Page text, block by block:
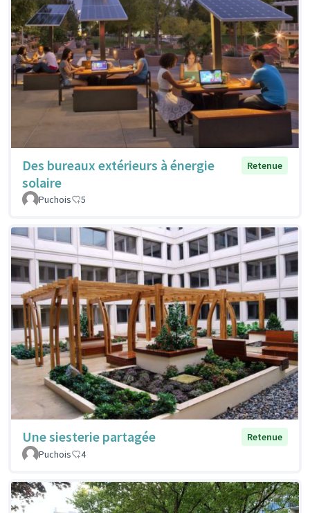
Des bureaux extérieurs à énergie
solaire
Retenue
Puchois 5
Une siesterie partagée
Retenue
Puchois
4